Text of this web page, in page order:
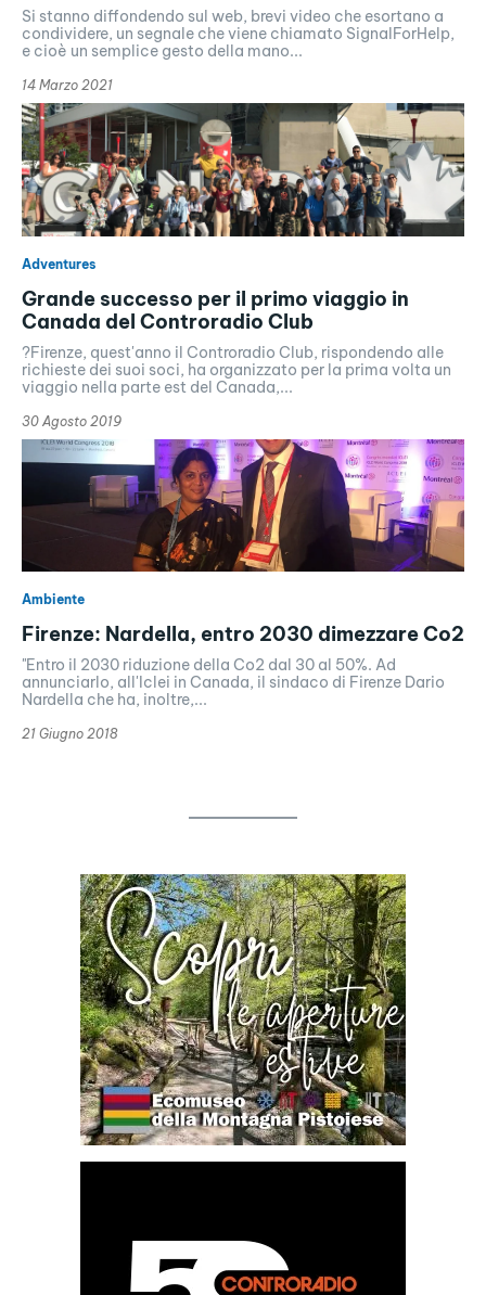
Si stanno diffondendo sul web, brevi video che esortano a
condividere, un segnale che viene chiamato SignalForHelp,
e cioè un semplice gesto della mano...
14 Marzo 2021
Adventures
Grande successo per il primo viaggio in
Canada del Controradio Club
?Firenze, quest'anno il Controradio Club, rispondendo alle
richieste dei suoi soci, ha organizzato per la prima volta un
viaggio nella parte est del Canada,...
30 Agosto 2019
Ambiente
Firenze: Nardella, entro 2030 dimezzare Co2
"Entro il 2030 riduzione della Co2 dal 30 al 50%. Ad
annunciarlo, all'Iclei in Canada, il sindaco di Firenze Dario
Nardella che ha, inoltre,...
21 Giugno 2018